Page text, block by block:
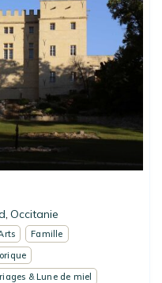
Occitanie
Famille
& Lune de miel